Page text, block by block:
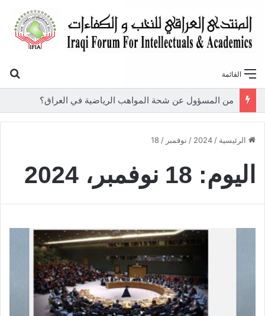
القائمة
من المسؤول عن شحة المواهب الرياضية في العراق؟
الرئيسية /
2024
/ نوفمبر /
18
اليوم: 18 نوفمبر، 2024